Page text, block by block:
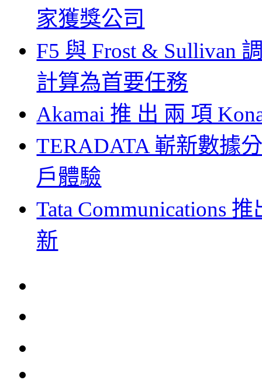
家獲獎公司
F5 與 Frost & Sullivan
計算為首要任務
Akamai 推 出 兩 項
TERADATA 嶄新數據
戶體驗
Tata Communications
新